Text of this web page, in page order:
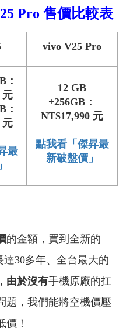
Pro 售價比較表
vivo V25 Pro
：
元
：
元
最
12 GB
+256GB：
NT$17,990 元
點我看「傑昇最
新破盤價」
的金額，買到全新的
30多年、全台最大的
，由於沒有手機原廠的扛
題，我們能將空機價壓
價！